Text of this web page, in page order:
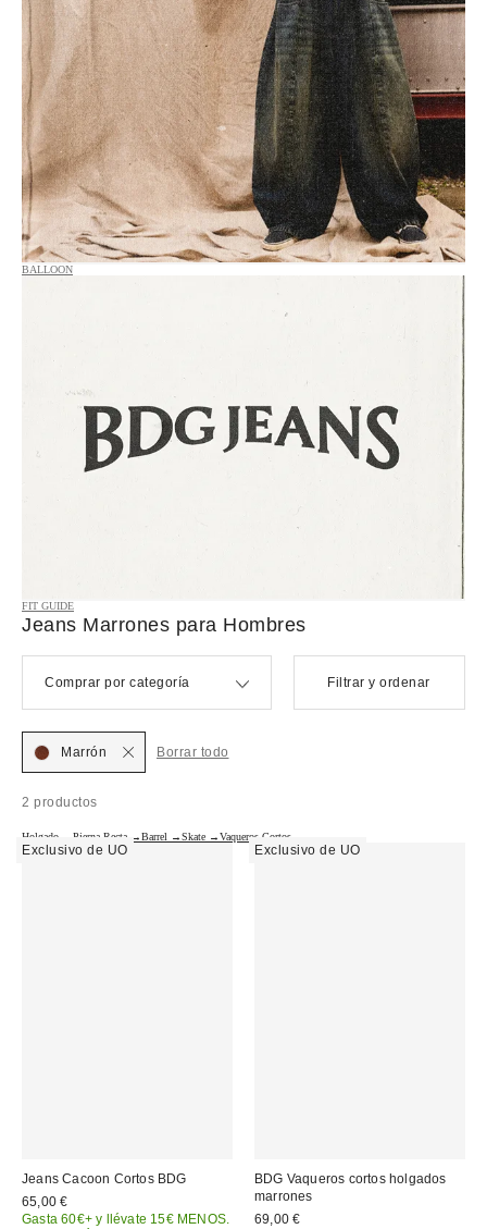
BALLOON
FIT GUIDE
Jeans Marrones para Hombres
Comprar por categoría Filtrar y ordenar
2 productos
Marrón Borrar todo
Holgado → Pierna Recta →Barrel →Skate →Vaqueros Cortos →
Exclusivo de UO
Jeans Cacoon Cortos BDG
65,00 €
Gasta 60€+ y llévate 15€ MENOS.
Exclusivo de UO
BDG Vaqueros cortos holgados
marrones
69,00 €